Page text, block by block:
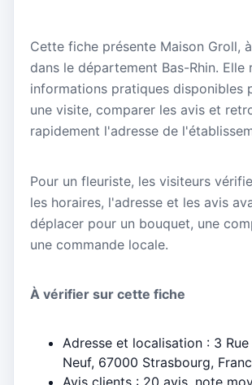
Cette fiche présente Maison Groll,
dans le département Bas-Rhin. Elle
informations pratiques disponibles
une visite, comparer les avis et
rapidement l'adresse de
Pour un fleuriste, les visiteurs
les horaires, l'adresse et les avis
déplacer pour un bouquet, une
une commande locale.
À vérifier sur cette fiche
Adresse et localisation : 3
Neuf, 67000 Strasbourg,
Avis clients : 20 avis, note